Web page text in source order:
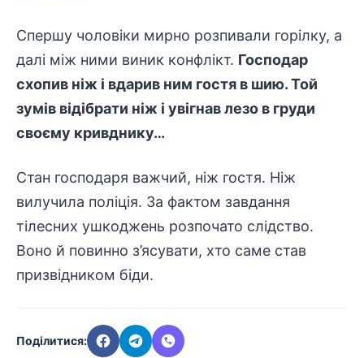
Спершу чоловіки мирно розпивали горілку, а
далі між ними виник конфлікт. Господар
схопив ніж і вдарив ним гостя в шию. Той
зумів відібрати ніж і увігнав лезо в груди
своєму кривднику…
Стан господаря важчий, ніж гостя. Ніж
вилучила поліція. За фактом завдання
тілесних ушкоджень розпочато слідство.
Воно й повинно з’ясувати, хто саме став
призвідником біди.
Поділитися: